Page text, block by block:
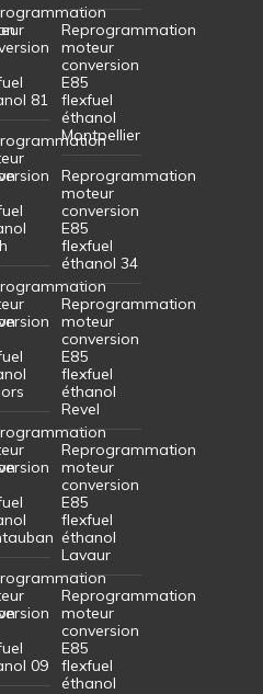
81
09
Reprogrammation
moteur
conversion
E85
flexfuel
éthanol
Montpellier
Reprogrammation
moteur
conversion
E85
flexfuel
éthanol 34
Reprogrammation
moteur
conversion
E85
flexfuel
éthanol
Revel
Reprogrammation
moteur
conversion
E85
flexfuel
éthanol
Lavaur
Reprogrammation
moteur
conversion
E85
flexfuel
éthanol